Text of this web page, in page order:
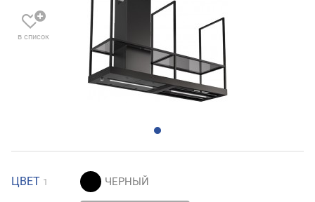
в список
ЦВЕТ 1